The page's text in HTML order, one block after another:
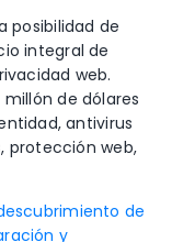
posibilidad de
integral de
web.
de dólares
antivirus
protección web,
de
y